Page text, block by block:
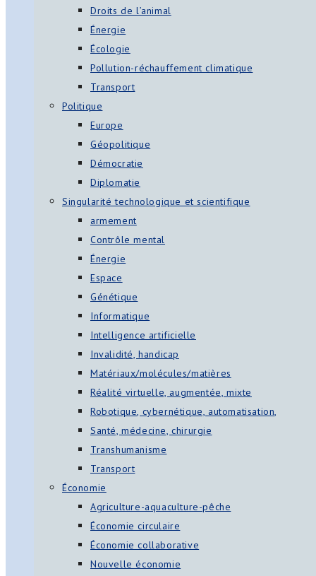
Droits de l’animal
Énergie
Écologie
Pollution-réchauffement climatique
Transport
Politique
Europe
Géopolitique
Démocratie
Diplomatie
Singularité technologique et scientifique
armement
Contrôle mental
Énergie
Espace
Génétique
Informatique
Intelligence artificielle
Invalidité, handicap
Matériaux/molécules/matières
Réalité virtuelle, augmentée, mixte
Robotique, cybernétique, automatisation,
Santé, médecine, chirurgie
Transhumanisme
Transport
Économie
Agriculture-aquaculture-pêche
Économie circulaire
Économie collaborative
Nouvelle économie